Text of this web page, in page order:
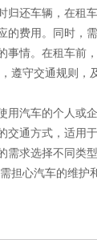
归还车辆，在租
的费用。同时，
事情。在租车前
遵守交通规则
用汽车的个人或
交通方式，适用
求选择不同类
担心汽车的维